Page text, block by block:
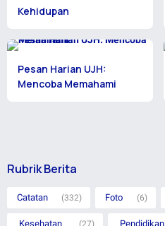
Kehidupan
Pesan Harian UJH:
Mencoba Memahami
Rubrik Berita
Catatan (332) Foto (6)
Kesehatan (27) Pendidikan